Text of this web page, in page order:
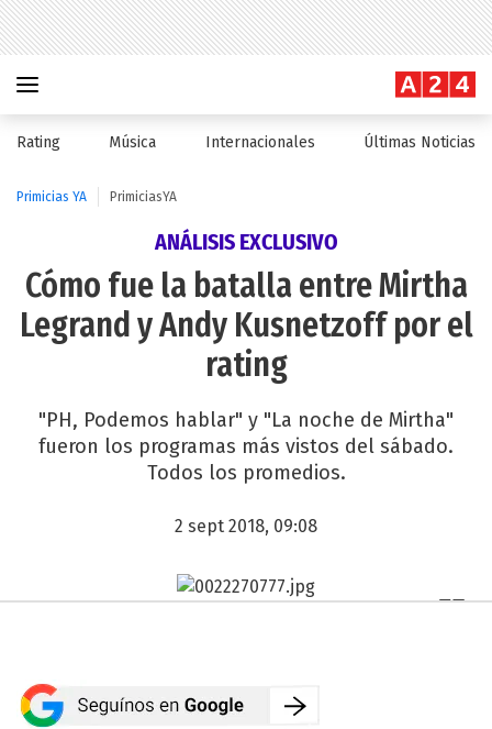
Rating Música Internacionales Últimas Noticias
Primicias YA PrimiciasYA
ANÁLISIS EXCLUSIVO
Cómo fue la batalla entre Mirtha
Legrand y Andy Kusnetzoff por el
rating
"PH, Podemos hablar" y "La noche de Mirtha"
fueron los programas más vistos del sábado.
Todos los promedios.
2 sept 2018, 09:08